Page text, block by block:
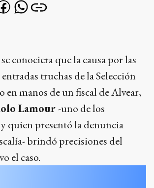
conociera que la causa por las
entradas truchas de la Selección
en manos de un fiscal de Alvear,
Lamour-uno de los
quien presentó la denuncia
brindó precisiones del
el caso.